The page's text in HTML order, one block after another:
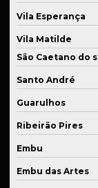
Solda de alta
Solda de alumínio
Solda de alumínio
Solda de bronze
Solda para
Solda de ferro
Solda industrial
Vila Esperança
Vila Matilde
São Caetano do
Santo André
Guarulhos
Ribeirão Pires
Embu
Embu das Artes